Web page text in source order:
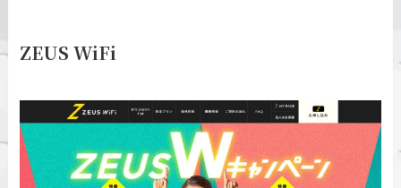
ZEUS WiFi